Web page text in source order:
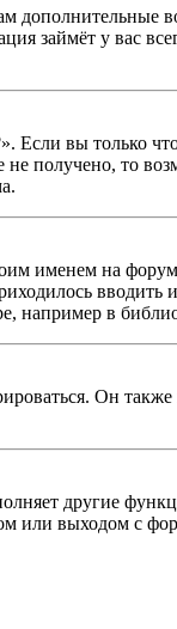
дополнительные
займёт у вас
Если вы только
получено, то
именем на
вводить
в
Он
другие
или выходом с